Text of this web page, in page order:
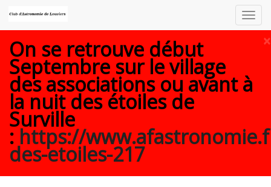
×
On se retrouve début
Septembre sur le village
des associations ou avant à
la nuit des étoiles de
Surville
: https://
des-etoiles-217